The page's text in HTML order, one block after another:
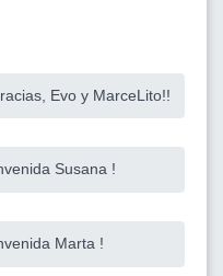
Evo y MarceLito!!
Susana !
Marta !